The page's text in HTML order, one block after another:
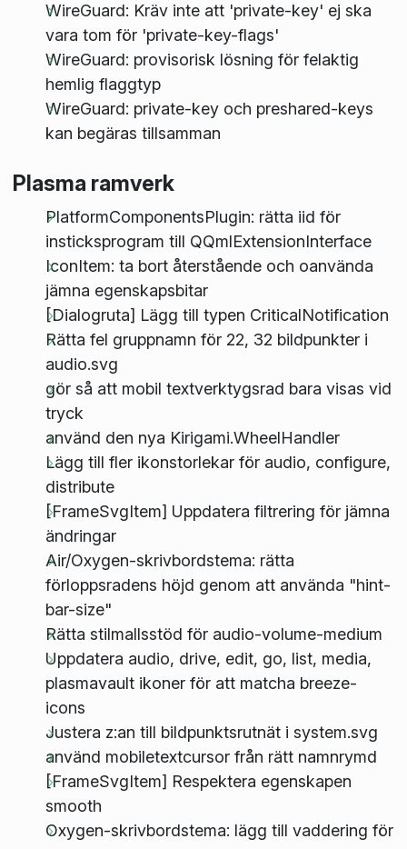
WireGuard: Kräv inte att 'private-key' ej ska
vara tom för 'private-key-flags'
WireGuard: provisorisk lösning för felaktig
hemlig flaggtyp
WireGuard: private-key och preshared-keys
kan begäras tillsamman
Plasma ramverk
PlatformComponentsPlugin: rätta iid för
insticksprogram till QQmlExtensionInterface
IconItem: ta bort återstående och oanvända
jämna egenskapsbitar
[Dialogruta] Lägg till typen CriticalNotification
Rätta fel gruppnamn för 22, 32 bildpunkter i
audio.svg
gör så att mobil textverktygsrad bara visas vid
tryck
använd den nya Kirigami.WheelHandler
Lägg till fler ikonstorlekar för audio, configure,
distribute
[FrameSvgItem] Uppdatera filtrering för jämna
ändringar
Air/Oxygen-skrivbordstema: rätta
förloppsradens höjd genom att använda "hint-
bar-size"
Rätta stilmallsstöd för audio-volume-medium
Uppdatera audio, drive, edit, go, list, media,
plasmavault ikoner för att matcha breeze-
icons
Justera z:an till bildpunktsrutnät i system.svg
använd mobiletextcursor från rätt namnrymd
[FrameSvgItem] Respektera egenskapen
smooth
Oxygen-skrivbordstema: lägg till vaddering för